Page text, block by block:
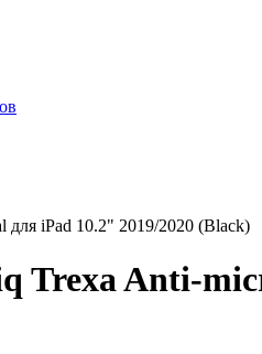
iPad 10.2" 2019/2020 (Black)
Trexa Anti-